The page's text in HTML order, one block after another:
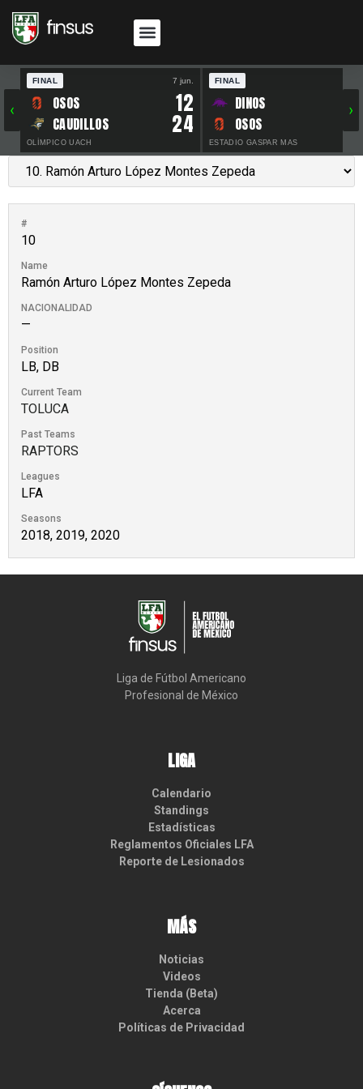
‹
FINAL 7 jun.
OSOS 12
CAUDILLOS 24
OLÍMPICO UACH
FINAL
DINOS
OSOS
ESTADIO GASPAR MAS
›
#
10
Name
Ramón Arturo López Montes Zepeda
NACIONALIDAD
—
Position
LB, DB
Current Team
TOLUCA
Past Teams
RAPTORS
Leagues
LFA
Seasons
2018, 2019, 2020
Liga de Fútbol Americano
Profesional de México
LIGA
Calendario
Standings
Estadísticas
Reglamentos Oficiales LFA
Reporte de Lesionados
MÁS
Noticias
Videos
Tienda (Beta)
Acerca
Políticas de Privacidad